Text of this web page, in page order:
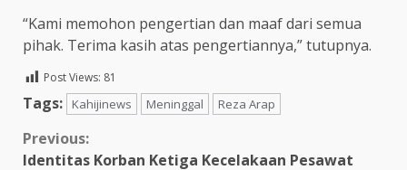
“Kami memohon pengertian dan maaf dari semua
pihak. Terima kasih atas pengertiannya,” tutupnya.
Post Views: 81
Tags: Kahijinews Meninggal Reza Arap
Continue
Previous:
Identitas Korban Ketiga Kecelakaan Pesawat